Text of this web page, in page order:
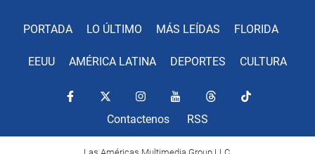
PORTADA LO ÚLTIMO MÁS LEÍDAS FLORIDA
EEUU AMÉRICA LATINA DEPORTES CULTURA
Contactenos RSS